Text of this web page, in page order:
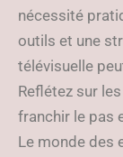
nécessité
outils et une
télévisuelle
Reflétez sur
franchir le pas
Le monde des